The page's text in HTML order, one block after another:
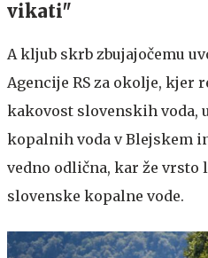
vikati"
A kljub skrb zbujajočemu
Agencije RS za okolje, kjer
kakovost slovenskih voda,
kopalnih voda v Blejskem
vedno odlična, kar že vrsto
slovenske kopalne vode.